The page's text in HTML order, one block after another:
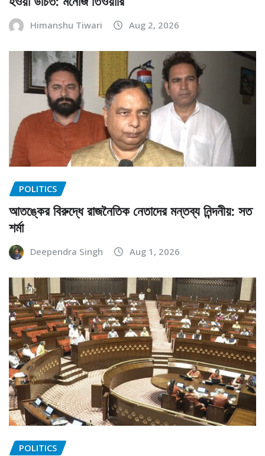
Himanshu Tiwari Aug 2, 2026
POLITICS
আতঙ্কের বিরুদ্ধে রাজনৈতিক নেতাদের মন্তব্য নিন্দনীয়: সত
শর্মা
Deependra Singh Aug 1, 2026
POLITICS